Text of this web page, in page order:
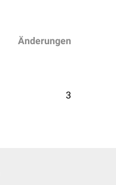
Änderungen
3